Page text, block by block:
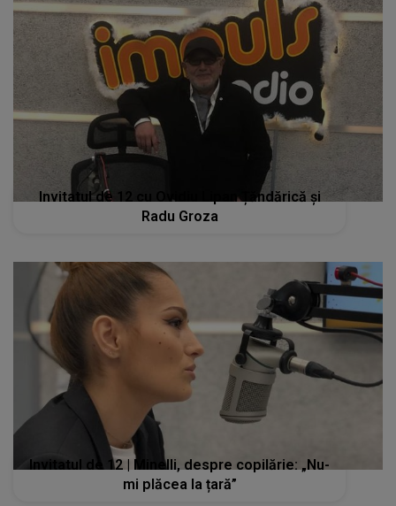
Invitatul de 12 cu Ovidiu Lipan Țăndărică și
Radu Groza
Invitatul de 12 | Minelli, despre copilărie: „Nu-
mi plăcea la țară”